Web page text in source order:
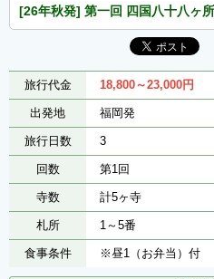
[26年秋発] 第一回 四国八十八ヶ
旅行代金 18,800～23,000円
出発地 福岡発
旅行日数 3
回数 第1回
寺数 計5ヶ寺
札所 1～5番
食事条件 ※昼1（お弁当）付